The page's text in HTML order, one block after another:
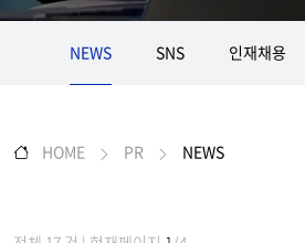
NEWS SNS 인재채용
HOME PR NEWS